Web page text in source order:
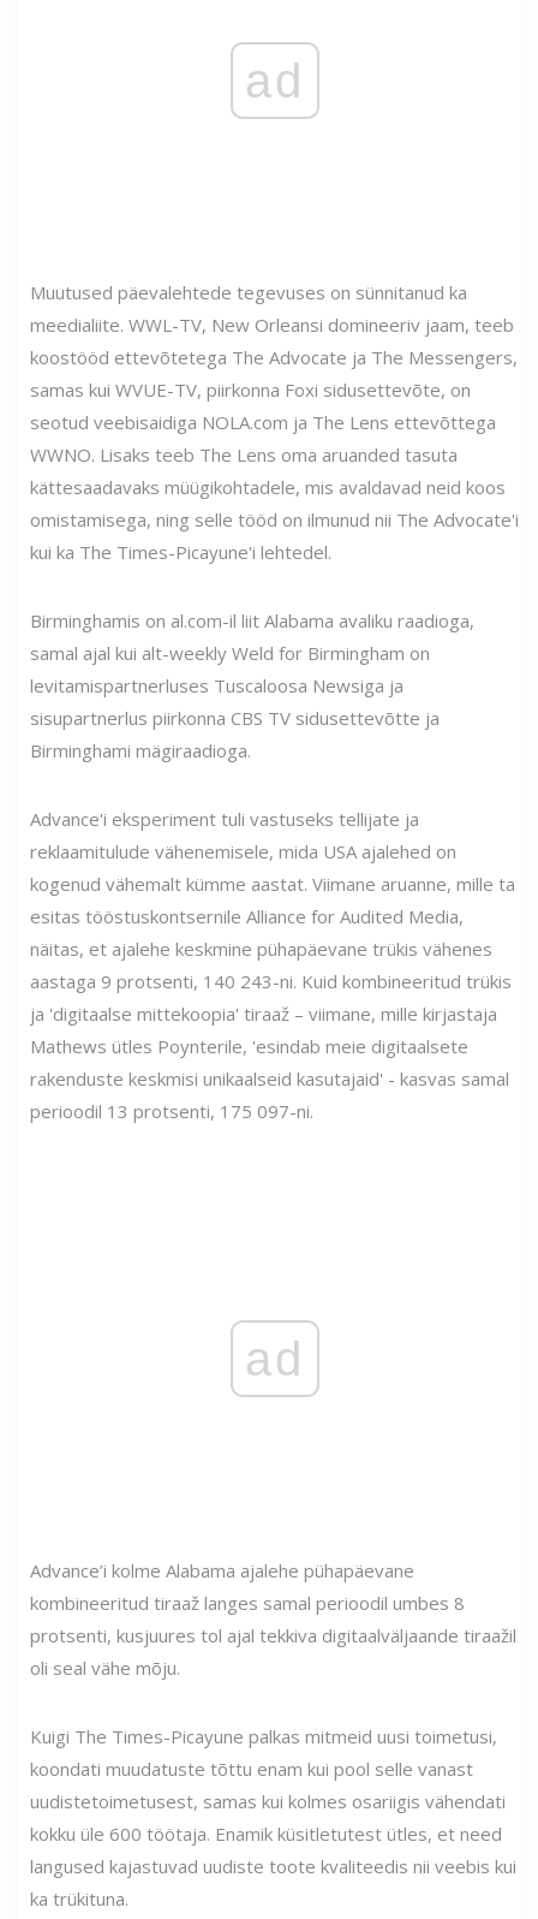
ad
Muutused päevalehtede tegevuses on sünnitanud ka
meedialiite. WWL-TV, New Orleansi domineeriv jaam, teeb
koostööd ettevõtetega The Advocate ja The Messengers,
samas kui WVUE-TV, piirkonna Foxi sidusettevõte, on
seotud veebisaidiga NOLA.com ja The Lens ettevõttega
WWNO. Lisaks teeb The Lens oma aruanded tasuta
kättesaadavaks müügikohtadele, mis avaldavad neid koos
omistamisega, ning selle tööd on ilmunud nii The Advocate'i
kui ka The Times-Picayune'i lehtedel.
Birminghamis on al.com-il liit Alabama avaliku raadioga,
samal ajal kui alt-weekly Weld for Birmingham on
levitamispartnerluses Tuscaloosa Newsiga ja
sisupartnerlus piirkonna CBS TV sidusettevõtte ja
Birminghami mägiraadioga.
Advance'i eksperiment tuli vastuseks tellijate ja
reklaamitulude vähenemisele, mida USA ajalehed on
kogenud vähemalt kümme aastat. Viimane aruanne, mille ta
esitas tööstuskontsernile Alliance for Audited Media,
näitas, et ajalehe keskmine pühapäevane trükis vähenes
aastaga 9 protsenti, 140 243-ni. Kuid kombineeritud trükis
ja 'digitaalse mittekoopia' tiraaž – viimane, mille kirjastaja
Mathews ütles Poynterile, 'esindab meie digitaalsete
rakenduste keskmisi unikaalseid kasutajaid' - kasvas samal
perioodil 13 protsenti, 175 097-ni.
ad
Advance’i kolme Alabama ajalehe pühapäevane
kombineeritud tiraaž langes samal perioodil umbes 8
protsenti, kusjuures tol ajal tekkiva digitaalväljaande tiraažil
oli seal vähe mõju.
Kuigi The Times-Picayune palkas mitmeid uusi toimetusi,
koondati muudatuste tõttu enam kui pool selle vanast
uudistetoimetusest, samas kui kolmes osariigis vähendati
kokku üle 600 töötaja. Enamik küsitletutest ütles, et need
langused kajastuvad uudiste toote kvaliteedis nii veebis kui
ka trükituna.